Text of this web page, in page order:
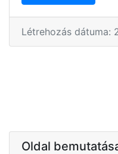
Létrehozás dátuma:
Oldal